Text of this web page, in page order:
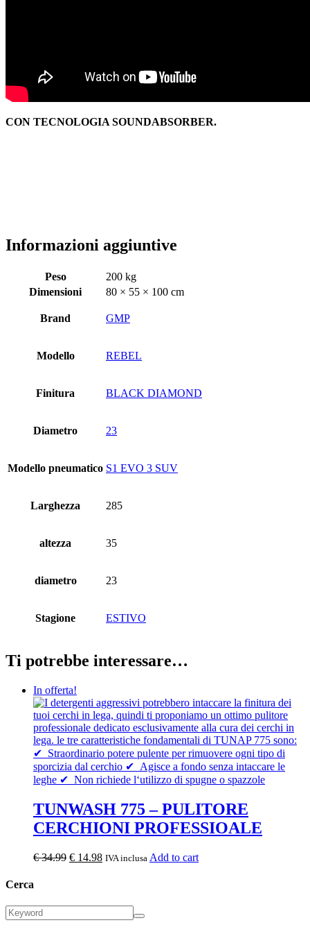
CON TECNOLOGIA SOUNDABSORBER.
Informazioni aggiuntive
Peso
200 kg
Dimensioni
80 × 55 × 100 cm
Brand GMP
Modello REBEL
Finitura BLACK DIAMOND
Diametro 23
Modello pneumatico S1 EVO 3 SUV
Larghezza 285
altezza 35
diametro 23
Stagione ESTIVO
Ti potrebbe interessare…
In offerta!
TUNWASH 775 – PULITORE
CERCHIONI PROFESSIOALE
€34.99 Il
€ 34.99.
€ 14.98Il
€ 14.98.
IVA inclusa Add to cart
Cerca